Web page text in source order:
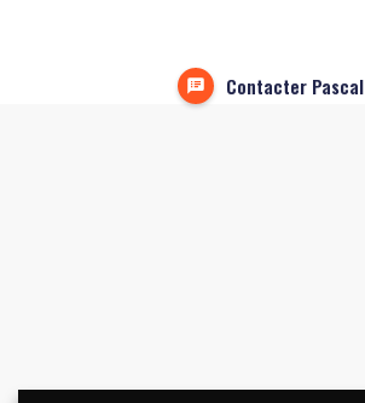
Contacter Pascal